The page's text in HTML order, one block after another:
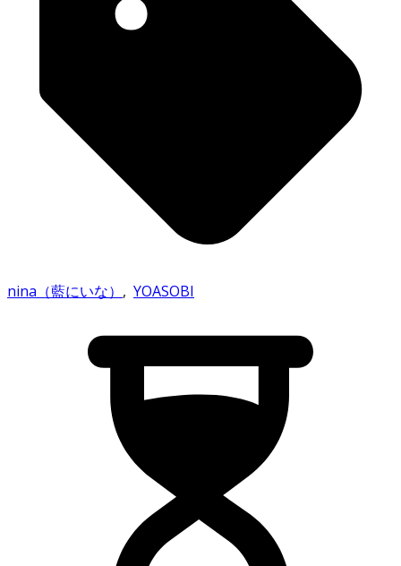
nina（藍にいな） , YOASOBI